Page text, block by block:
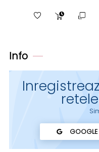
Info
GOOGLE